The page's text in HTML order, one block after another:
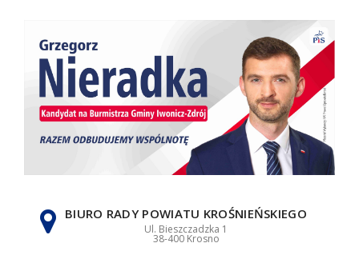
BIURO RADY POWIATU KROŚNIEŃSKIEGO
Ul. Bieszczadzka 1
38-400 Krosno